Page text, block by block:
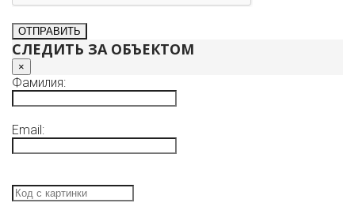
СЛЕДИТЬ ЗА ОБЪЕКТОМ
×
Фамилия:
Email: